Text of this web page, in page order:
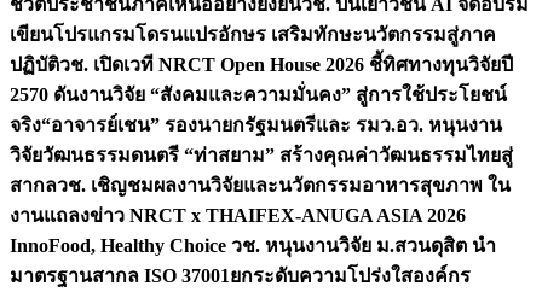
ชีวิตประชาชนภาคเหนืออย่างยั่งยืนวช. ปั้นเยาวชน AI จัดอบรม
เขียนโปรแกรมโดรนแปรอักษร เสริมทักษะนวัตกรรมสู่ภาค
ปฏิบัติวช. เปิดเวที NRCT Open House 2026 ชี้ทิศทางทุนวิจัยปี
2570 ดันงานวิจัย “สังคมและความมั่นคง” สู่การใช้ประโยชน์
จริง“อาจารย์เชน” รองนายกรัฐมนตรีและ รมว.อว. หนุนงาน
วิจัยวัฒนธรรมดนตรี “ท่าสยาม” สร้างคุณค่าวัฒนธรรมไทยสู่
สากลวช. เชิญชมผลงานวิจัยและนวัตกรรมอาหารสุขภาพ ใน
งานแถลงข่าว NRCT x THAIFEX-ANUGA ASIA 2026
InnoFood, Healthy Choice วช. หนุนงานวิจัย ม.สวนดุสิต นำ
มาตรฐานสากล ISO 37001ยกระดับความโปร่งใสองค์กร